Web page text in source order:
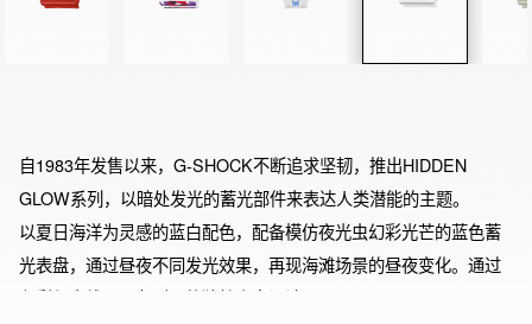
自1983年发售以来，G-SHOCK不断追求坚韧，推出HIDDEN
GLOW系列，以暗处发光的蓄光部件来表达人类潜能的主题。
以夏日海洋为灵感的蓝白配色，配备模仿夜光虫幻彩光芒的蓝色蓄
光表盘，通过昼夜不同发光效果，再现海滩场景的昼夜变化。通过
色彩与光线凸显各型号的独特表盘设计。